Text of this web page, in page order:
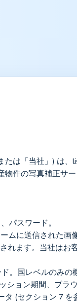
たは「当社」) は、
件の写真補正サ
パスワード。
ムに送信された画像
。国レベルのみの
ション期間、ブラ
(セクション 7 を